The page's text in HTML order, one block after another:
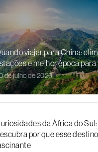
viajar para China:
e melhor época
de julho de 2026
da África do Sul:
por que esse